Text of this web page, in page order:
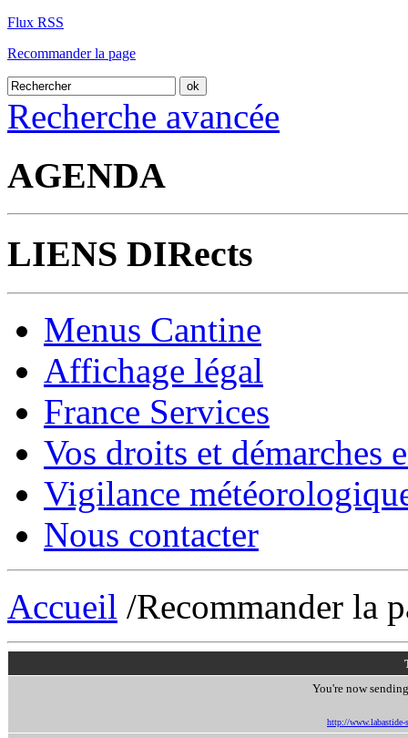
Flux RSS
Recommander la page
Recherche avancée
AGENDA
LIENS DIRects
Menus Cantine
Affichage légal
France Services
Vos droits et démarches
Vigilance
Nous contacter
Accueil /Recommander la
You're now
http://www.labastide-